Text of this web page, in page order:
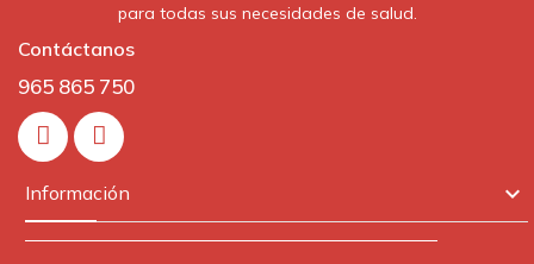
para todas sus necesidades de salud.
Contáctanos
965 865 750
Información 